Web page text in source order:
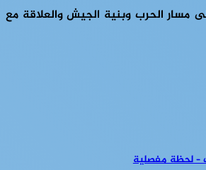
مسار الحرب وبنية الجيش والعلاقة مع
– لحظة مفصلية